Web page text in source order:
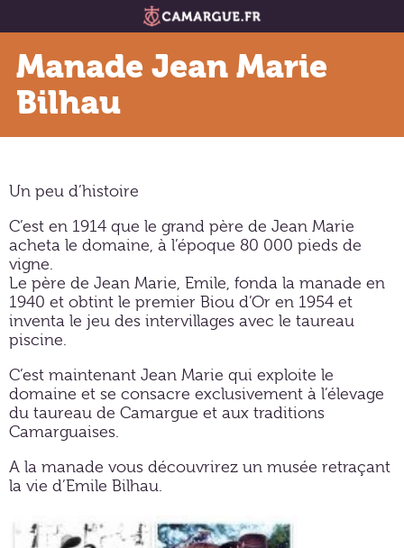
Manade Jean Marie
Bilhau
Un peu d’histoire
C’est en 1914 que le grand père de Jean Marie
acheta le domaine, à l’époque 80 000 pieds de
vigne.
Le père de Jean Marie, Emile, fonda la manade en
1940 et obtint le premier Biou d’Or en 1954 et
inventa le jeu des intervillages avec le taureau
piscine.
C’est maintenant Jean Marie qui exploite le
domaine et se consacre exclusivement à l’élevage
du taureau de Camargue et aux traditions
Camarguaises.
A la manade vous découvrirez un musée retraçant
la vie d’Emile Bilhau.